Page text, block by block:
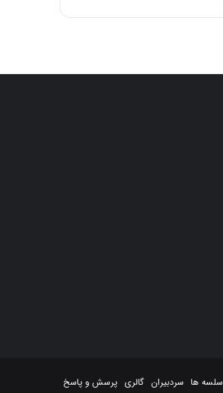
سلسه ها سردبیران گالری پرسش و پاسخ